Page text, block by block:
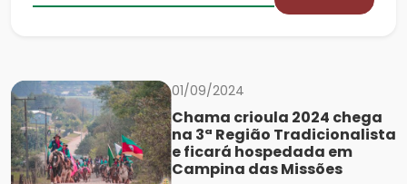
01/09/2024
Chama crioula 2024 chega
na 3ª Região Tradicionalista
e ficará hospedada em
Campina das Missões